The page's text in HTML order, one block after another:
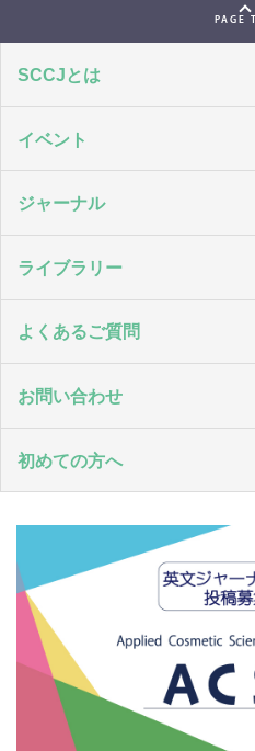
PAGE
SCCJとは
イベント
ジャーナル
ライブラリー
よくあるご質問
お問い合わせ
初めての方へ